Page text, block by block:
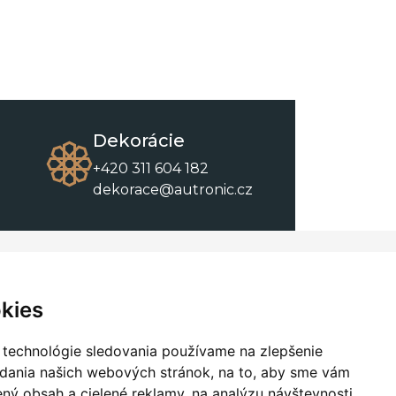
sledovania používame na zlepšenie
našich webových stránok, na to, aby sme vám
Dekorácie
+420 311 604 182
dekorace@autronic.cz
Kontakty